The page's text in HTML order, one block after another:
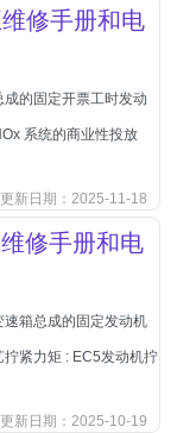
修手册和电
的固定开票工时发动
系统的商业性投放
更新日期：2025-11-18
修手册和电
箱总成的固定发动机
紧力矩 : EC5发动机拧
更新日期：2025-10-19